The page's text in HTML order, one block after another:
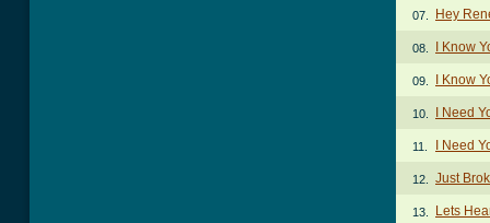
07. Hey
08. I Know
09. I Know
10. I Need
11. I Need
12. Just
13. Lets